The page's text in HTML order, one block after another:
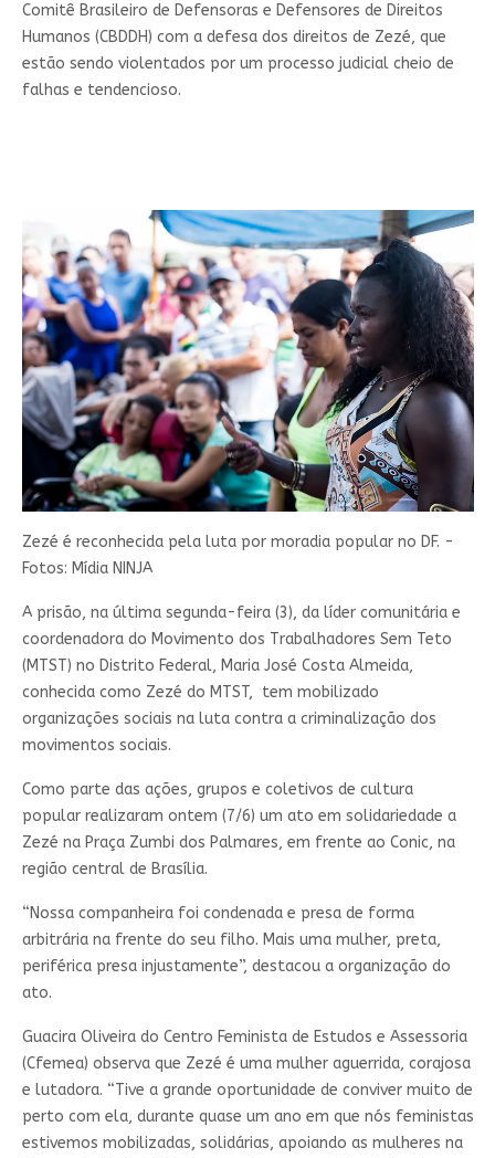
Comitê Brasileiro de Defensoras e Defensores de Direitos
Humanos (CBDDH) com a defesa dos direitos de Zezé, que
estão sendo violentados por um processo judicial cheio de
falhas e tendencioso.
Zezé é reconhecida pela luta por moradia popular no DF. -
Fotos: Mídia NINJA
A prisão, na última segunda-feira (3), da líder comunitária e
coordenadora do Movimento dos Trabalhadores Sem Teto
(MTST) no Distrito Federal, Maria José Costa Almeida,
conhecida como Zezé do MTST, tem mobilizado
organizações sociais na luta contra a criminalização dos
movimentos sociais.
Como parte das ações, grupos e coletivos de cultura
popular realizaram ontem (7/6) um ato em solidariedade a
Zezé na Praça Zumbi dos Palmares, em frente ao Conic, na
região central de Brasília.
“Nossa companheira foi condenada e presa de forma
arbitrária na frente do seu filho. Mais uma mulher, preta,
periférica presa injustamente”, destacou a organização do
ato.
Guacira Oliveira do Centro Feminista de Estudos e Assessoria
(Cfemea) observa que Zezé é uma mulher aguerrida, corajosa
e lutadora. “Tive a grande oportunidade de conviver muito de
perto com ela, durante quase um ano em que nós feministas
estivemos mobilizadas, solidárias, apoiando as mulheres na